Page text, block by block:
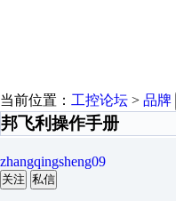
当前位置： 工控论坛 > 品牌
邦飞利操作手册
zhangqingsheng09
关注 私信